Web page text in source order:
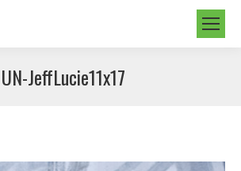
UN-JeffLucie11x17